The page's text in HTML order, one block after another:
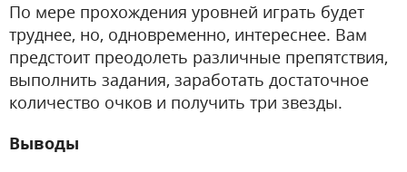
По мере прохождения уровней играть будет
труднее, но, одновременно, интереснее. Вам
предстоит преодолеть различные препятствия,
выполнить задания, заработать достаточное
количество очков и получить три звезды.
Выводы